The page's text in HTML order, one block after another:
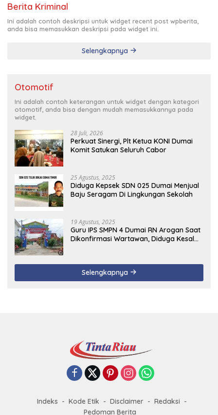
Berita Kriminal
Ini adalah contoh deskripsi untuk widget recent post wpberita,
anda bisa memasukkan deskripsi pada widget ini.
Selengkapnya
Otomotif
Ini adalah contoh keterangan untuk widget dengan kategori
otomotif, anda bisa dengan mudah memasukkannya pada
widget.
28 Juli, 2026
Perkuat Sinergi, Plt Ketua KONI Dumai
Komit Satukan Seluruh Cabor
25 Agustus, 2025
Diduga Kepsek SDN 025 Dumai Menjual
Baju Seragam Di Lingkungan Sekolah
19 Agustus, 2025
Guru IPS SMPN 4 Dumai RN Arogan Saat
Dikonfirmasi Wartawan, Diduga Kesal
Selengkapnya
Indeks Kode Etik Disclaimer
Redaksi
Pedoman Berita